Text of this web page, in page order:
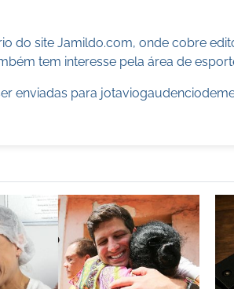
do site Jamildo.com, onde cobre
tem interesse pela área de
enviadas para